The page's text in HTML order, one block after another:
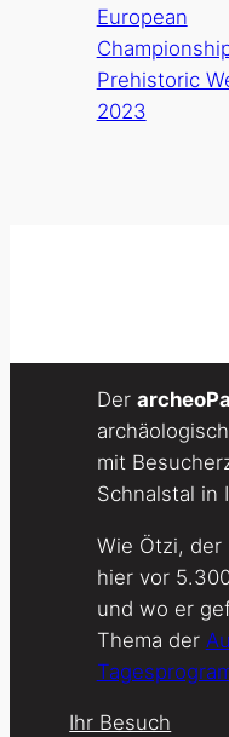
European
Prehistoric
2023
Der
mit
Schnalstal in
Wie Ötzi, der
hier vor
und wo er
Thema der
Ihr Besuch